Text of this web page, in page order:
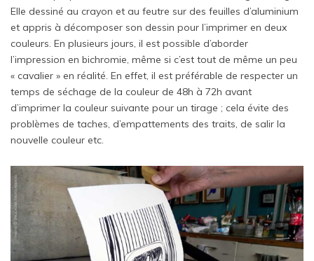
Elle dessiné au crayon et au feutre sur des feuilles d’aluminium
et appris à décomposer son dessin pour l’imprimer en deux
couleurs. En plusieurs jours, il est possible d’aborder
l’impression en bichromie, même si c’est tout de même un peu
« cavalier » en réalité. En effet, il est préférable de respecter un
temps de séchage de la couleur de 48h à 72h avant
d’imprimer la couleur suivante pour un tirage ; cela évite des
problèmes de taches, d’empattements des traits, de salir la
nouvelle couleur etc.